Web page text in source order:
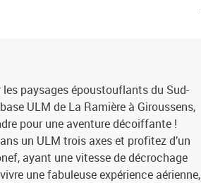
les paysages époustouflants du Sud-
ULM de La Ramière à Giroussens,
pour une aventure décoiffante !
un ULM trois axes et profitez d’un
ayant une vitesse de décrochage
une fabuleuse expérience aérienne,